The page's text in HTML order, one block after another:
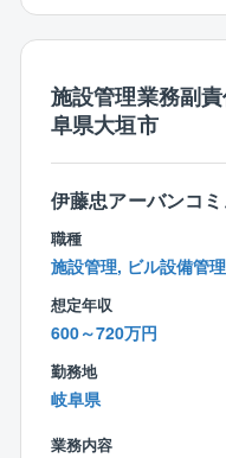
ともに頑張りたい」
た方が活躍していま
います。
・jw cadを利用して
【所属組織】
従業員数：134名（男
者1名）
└土木施工管理技士
└建築施工管理技士：
└建築士：16名（1級
20代：20名強、30代
代：30名強、60代：
ありがたいことに、
在籍・活躍してれてお
入社3年目までの定着
【組織風土】
施設管理業務副
阜県大垣市
伊藤忠アーバンコ
職種
施設管理, ビル設備管
想定年収
600～720万円
勤務地
岐阜県
業務内容